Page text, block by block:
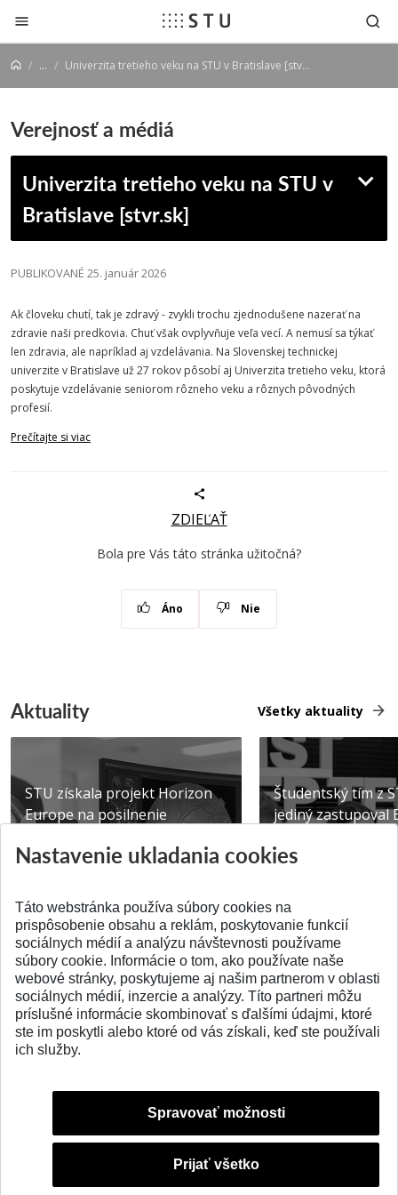
Prejsť na obsah
... Univerzita tretieho veku na STU v Bratislave [stvr.sk]
Verejnosť a médiá
Univerzita tretieho veku na STU v
Bratislave [stvr.sk]
PUBLIKOVANÉ 25. január 2026
Ak človeku chutí, tak je zdravý - zvykli trochu zjednodušene nazerať na
zdravie naši predkovia. Chuť však ovplyvňuje veľa vecí. A nemusí sa týkať
len zdravia, ale napríklad aj vzdelávania. Na Slovenskej technickej
univerzite v Bratislave už 27 rokov pôsobí aj Univerzita tretieho veku, ktorá
poskytuje vzdelávanie seniorom rôzneho veku a rôznych pôvodných
profesií.
Prečítajte si viac
ZDIEĽAŤ
Bola pre Vás táto stránka užitočná?
Áno Nie
Aktuality Všetky aktuality
STU získala projekt Horizon
Europe na posilnenie
Publikované 31.07.2026
Študentský tím z
jediný zastupoval
Publikované
SPÄŤ NA VRCH
Nastavenie ukladania cookies
Táto webstránka používa súbory cookies na
prispôsobenie obsahu a reklám, poskytovanie funkcií
sociálnych médií a analýzu návštevnosti používame
súbory cookie. Informácie o tom, ako používate naše
webové stránky, poskytujeme aj našim partnerom v oblasti
sociálnych médií, inzercie a analýzy. Títo partneri môžu
príslušné informácie skombinovať s ďalšími údajmi, ktoré
ste im poskytli alebo ktoré od vás získali, keď ste používali
ich služby.
Spravovať možnosti
Prijať všetko